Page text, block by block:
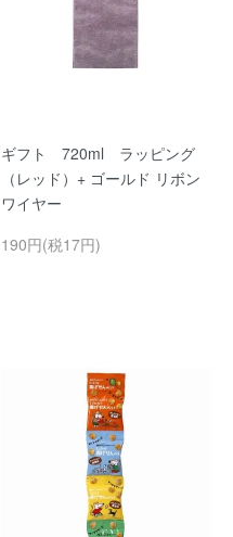
ギフト 720ml ラッピング
（レッド）+ ゴールド リボン
ワイヤー
190円(税17円)